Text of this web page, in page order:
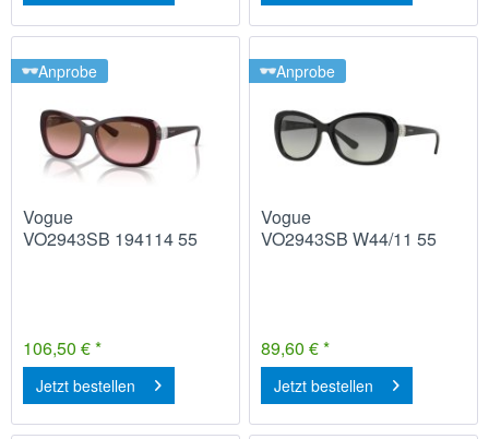
Anprobe
Vogue
VO2943SB 194114 55
106,50 € *
Jetzt bestellen
Anprobe
Vogue
VO2943SB W44/11 55
89,60 € *
Jetzt bestellen